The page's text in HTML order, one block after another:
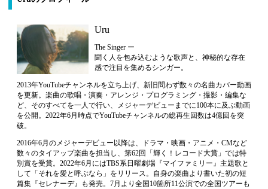
Uru
The Singer ー
聞く人を包み込むような歌声と、神秘的な存在
感で注目を集めるシンガー。
2013年YouTubeチャンネルを立ち上げ、新旧問わず数々の名曲カバー動画
を更新。楽曲の歌唱・演奏・アレンジ・プログラミング・撮影・編集な
ど、そのすべてを一人で行い、メジャーデビューまでに100本に及ぶ動画
を公開。2022年6月時点でYouTubeチャンネルの総再生回数は4億回を突
破。
2016年6月のメジャーデビュー以降は、ドラマ・映画・アニメ・CMなど
数々のタイアップ楽曲を担当し、第62回「輝く！レコード大賞」では特
別賞を受賞。2022年6月にはTBS系日曜劇場『マイファミリー』主題歌と
して「それを愛と呼ぶなら」をリリース。自身の楽曲より書いた初の短
篇集『セレナーデ』も発売。7月より全国10箇所11公演での全国ツアーも